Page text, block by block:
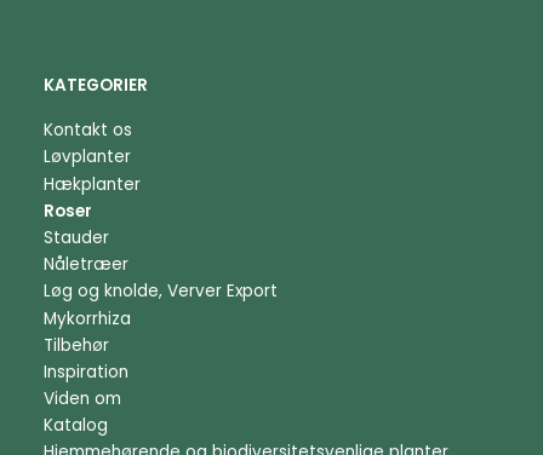
KATEGORIER
Kontakt os
Løvplanter
Hækplanter
Roser
Stauder
Nåletræer
Løg og knolde, Verver Export
Mykorrhiza
Tilbehør
Inspiration
Viden om
Katalog